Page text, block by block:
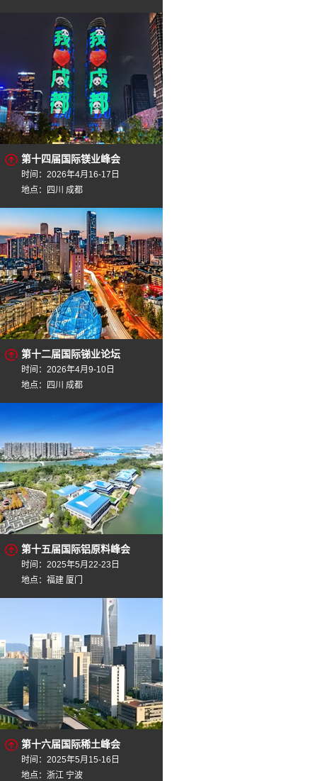
第十四届国际镁业峰会
时间：2026年4月16-17日
地点：四川 成都
第十二届国际锑业论坛
时间：2026年4月9-10日
地点：四川 成都
第十五届国际铝原料峰会
时间：2025年5月22-23日
地点：福建 厦门
第十六届国际稀土峰会
时间：2025年5月15-16日
地点：浙江 宁波